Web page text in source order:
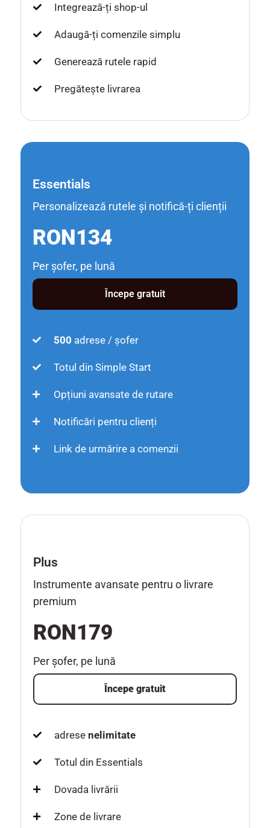
Integrează-ți shop-ul
Adaugă-ți comenzile simplu
Generează rutele rapid
Pregătește livrarea
Essentials
Personalizează rutele și notifică-ți clienții
RON134
Per șofer, pe lună
Începe gratuit
500 adrese / șofer
Totul din Simple Start
Opțiuni avansate de rutare
Notificări pentru clienți
Link de urmărire a comenzii
Plus
Instrumente avansate pentru o livrare
premium
RON179
Per șofer, pe lună
Începe gratuit
adrese nelimitate
Totul din Essentials
Dovada livrării
Zone de livrare